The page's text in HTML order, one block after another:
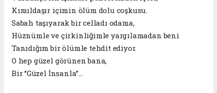
Kımıldaşır içimin ölüm dolu coşkusu.
Sabah taşıyarak bir celladı odama,
Hüznümle ve çirkinliğimle yargılamadan beni
Tanıdığım bir ölümle tehdit ediyor.
O hep güzel görünen bana,
Bir ‘’Güzel İnsanla’’...